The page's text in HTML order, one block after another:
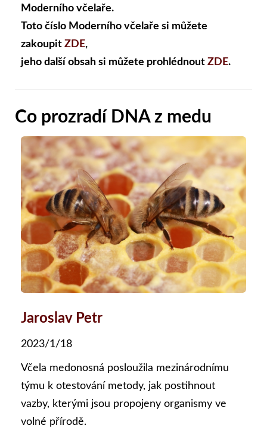
Moderního včelaře.
Toto číslo Moderního včelaře si můžete
zakoupit ZDE,
jeho další obsah si můžete prohlédnout ZDE.
Co prozradí DNA z medu
Jaroslav Petr
2023/1/18
Včela medonosná posloužila mezinárodnímu
týmu k otestování metody, jak postihnout
vazby, kterými jsou propojeny organismy ve
volné přírodě.